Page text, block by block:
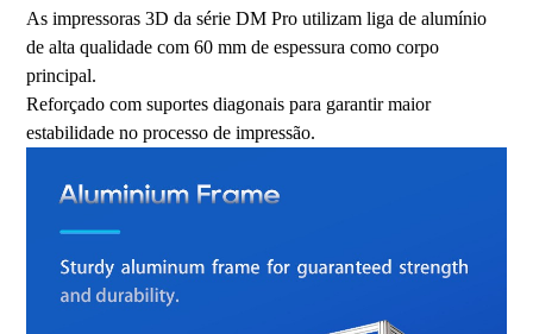
As impressoras 3D da série DM Pro utilizam liga de alumínio
de alta qualidade com 60 mm de espessura como corpo
principal.
Reforçado com suportes diagonais para garantir maior
estabilidade no processo de impressão.